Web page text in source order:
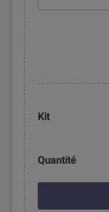
Kit
Quantité